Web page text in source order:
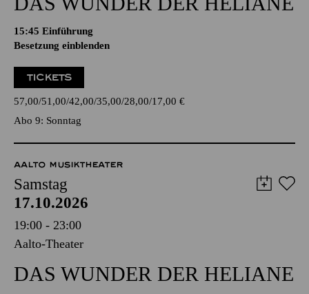
15:45 Einführung
Besetzung einblenden
TICKETS
57,00 51,00 42,00 35,00 28,00 17,00 €
Abo 9: Sonntag
AALTO MUSIKTHEATER
Samstag
17.10.2026
19:00 - 23:00
Aalto-Theater
DAS WUNDER DER HELIANE